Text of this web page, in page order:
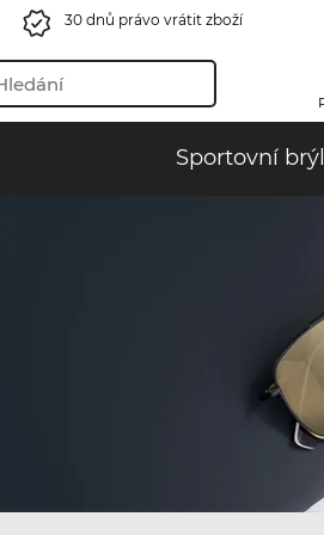
30 dnů právo vrátit zboží
Sportovní